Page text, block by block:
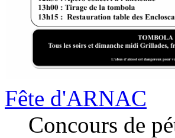
Fête d'ARNAC
Concours de